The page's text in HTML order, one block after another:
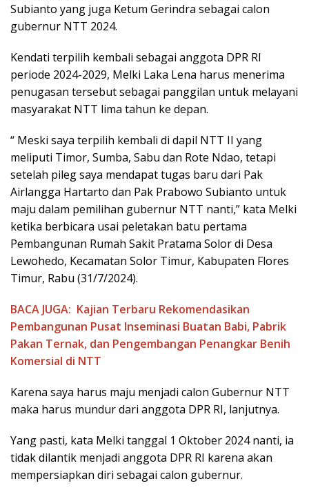
Subianto yang juga Ketum Gerindra sebagai calon
gubernur NTT 2024.
Kendati terpilih kembali sebagai anggota DPR RI
periode 2024-2029, Melki Laka Lena harus menerima
penugasan tersebut sebagai panggilan untuk melayani
masyarakat NTT lima tahun ke depan.
“ Meski saya terpilih kembali di dapil NTT II yang
meliputi Timor, Sumba, Sabu dan Rote Ndao, tetapi
setelah pileg saya mendapat tugas baru dari Pak
Airlangga Hartarto dan Pak Prabowo Subianto untuk
maju dalam pemilihan gubernur NTT nanti,” kata Melki
ketika berbicara usai peletakan batu pertama
Pembangunan Rumah Sakit Pratama Solor di Desa
Lewohedo, Kecamatan Solor Timur, Kabupaten Flores
Timur, Rabu (31/7/2024).
BACA JUGA: Kajian Terbaru Rekomendasikan
Pembangunan Pusat Inseminasi Buatan Babi, Pabrik
Pakan Ternak, dan Pengembangan Penangkar Benih
Komersial di NTT
Karena saya harus maju menjadi calon Gubernur NTT
maka harus mundur dari anggota DPR RI, lanjutnya.
Yang pasti, kata Melki tanggal 1 Oktober 2024 nanti, ia
tidak dilantik menjadi anggota DPR RI karena akan
mempersiapkan diri sebagai calon gubernur.